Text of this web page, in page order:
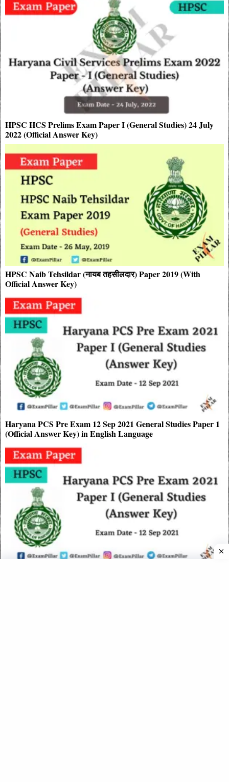
HPSC HCS Prelims Exam Paper I (General Studies) 24 July
2022 (Official Answer Key)
HPSC Naib Tehsildar (नायब तहसीलदार) Paper 2019 (With
Official Answer Key)
Haryana PCS Pre Exam 12 Sep 2021 General Studies Paper 1
(Official Answer Key) in English Language